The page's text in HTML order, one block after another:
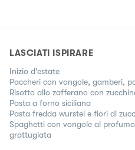
LASCIATI ISPIRARE
Inizio d'estate
Paccheri con vongole, gamberi,
Risotto allo zafferano con
Pasta a forno siciliana
Pasta fredda wurstel e fiori di
Spaghetti con vongole al
grattugiata